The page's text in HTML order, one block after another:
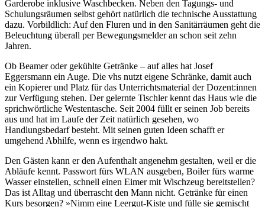
Garderobe inklusive Waschbecken. Neben den Tagungs- und
Schulungsräumen selbst gehört natürlich die technische Ausstattung
dazu. Vorbildlich: Auf den Fluren und in den Sanitärräumen geht die
Beleuchtung überall per Bewegungsmelder an schon seit zehn
Jahren.
Ob Beamer oder gekühlte Getränke – auf alles hat Josef
Eggersmann ein Auge. Die vhs nutzt eigene Schränke, damit auch
ein Kopierer und Platz für das Unterrichtsmaterial der Dozent:innen
zur Verfügung stehen. Der gelernte Tischler kennt das Haus wie die
sprichwörtliche Westentasche. Seit 2004 füllt er seinen Job bereits
aus und hat im Laufe der Zeit natürlich gesehen, wo
Handlungsbedarf besteht. Mit seinen guten Ideen schafft er
umgehend Abhilfe, wenn es irgendwo hakt.
Den Gästen kann er den Aufenthalt angenehm gestalten, weil er die
Abläufe kennt. Passwort fürs WLAN ausgeben, Boiler fürs warme
Wasser einstellen, schnell einen Eimer mit Wischzeug bereitstellen?
Das ist Alltag und überrascht den Mann nicht. Getränke für einen
Kurs besorgen? »Nimm eine Leergut-Kiste und fülle sie gemischt